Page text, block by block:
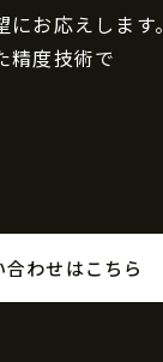
お応えします。
精度技術で
合わせはこちら